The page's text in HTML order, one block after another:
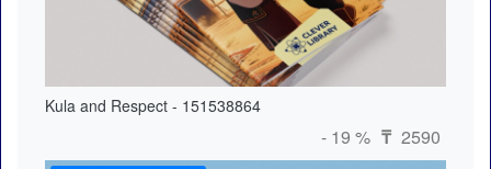
Kula and Respect - 151538864
- 19 % ₸ 2590